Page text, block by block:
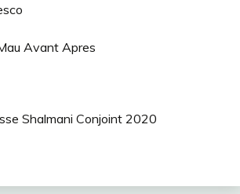
Avant Apres
Shalmani Conjoint 2020